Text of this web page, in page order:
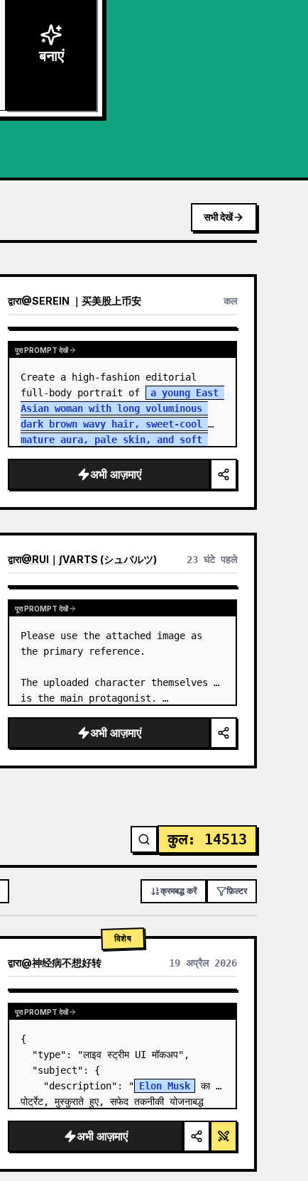
बनाएं
सभी देखें
द्वारा@SEREIN ｜买美股上币安 कल
पूरा PROMPT देखें
Create a high-fashion editorial
full-body portrait of
a young East
Asian woman with long voluminous
dark brown wavy hair, sweet-cool
mature aura, pale skin, and soft
in an aband…अभी आज़माएं
द्वारा@RUI｜∫VARTS (シュバルツ) 23 घंटे पहले
पूरा PROMPT देखें
Please use the attached image as
the primary reference.
The uploaded character themselves
is the main protagonist. …
अभी आज़माएं
कुल: 14513
क्रमबद्ध करें फ़िल्टर
विशेष
द्वारा@神经病不想好转 19 अप्रैल 2026
पूरा PROMPT देखें
{
  "type": "लाइव स्ट्रीम UI मॉकअप",
  "subject": {
    "description": "
Elon Musk
का
पोर्ट्रेट, मुस्कुराते हुए, सफेद तकनीकी योजनाबद्ध
    "background": "बाईं ओर '{argument
name=\"le…
अभी आज़माएं